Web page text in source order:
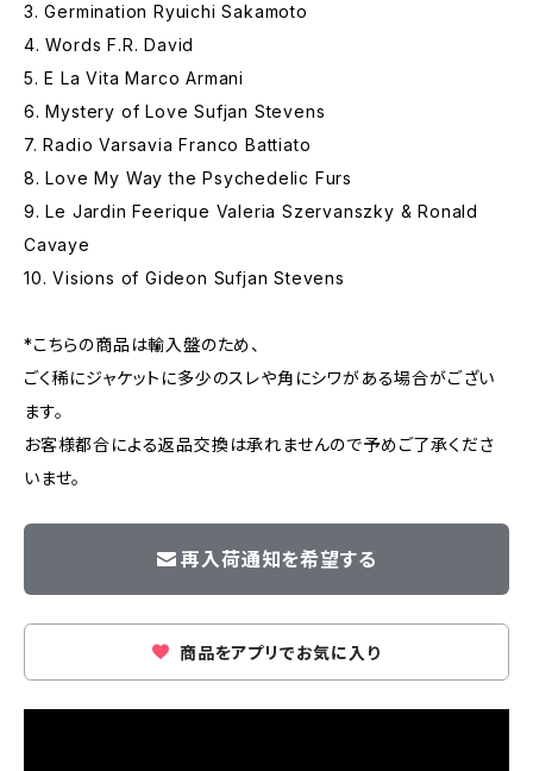
3. Germination Ryuichi Sakamoto
4. Words F.R. David
5. E La Vita Marco Armani
6. Mystery of Love Sufjan Stevens
7. Radio Varsavia Franco Battiato
8. Love My Way the Psychedelic Furs
9. Le Jardin Feerique Valeria Szervanszky & Ronald
Cavaye
10. Visions of Gideon Sufjan Stevens
*こちらの商品は輸入盤のため、
ごく稀にジャケットに多少のスレや角にシワがある場合がござい
ます。
お客様都合による返品交換は承れませんので予めご了承くださ
いませ。
再入荷通知を希望する
商品をアプリでお気に入り